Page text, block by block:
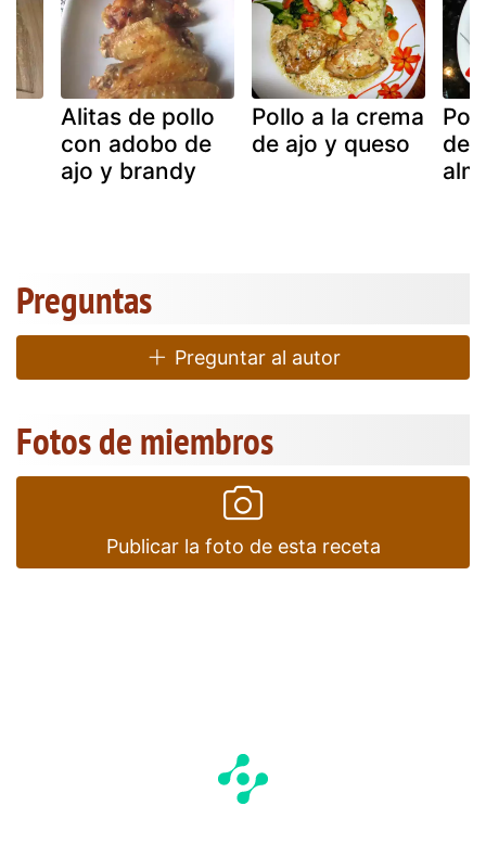
Alitas de pollo
con adobo de
ajo y brandy
Pollo a la crema
de ajo y queso
de
Preguntas
Preguntar al autor
Fotos de miembros
Publicar la foto de esta receta